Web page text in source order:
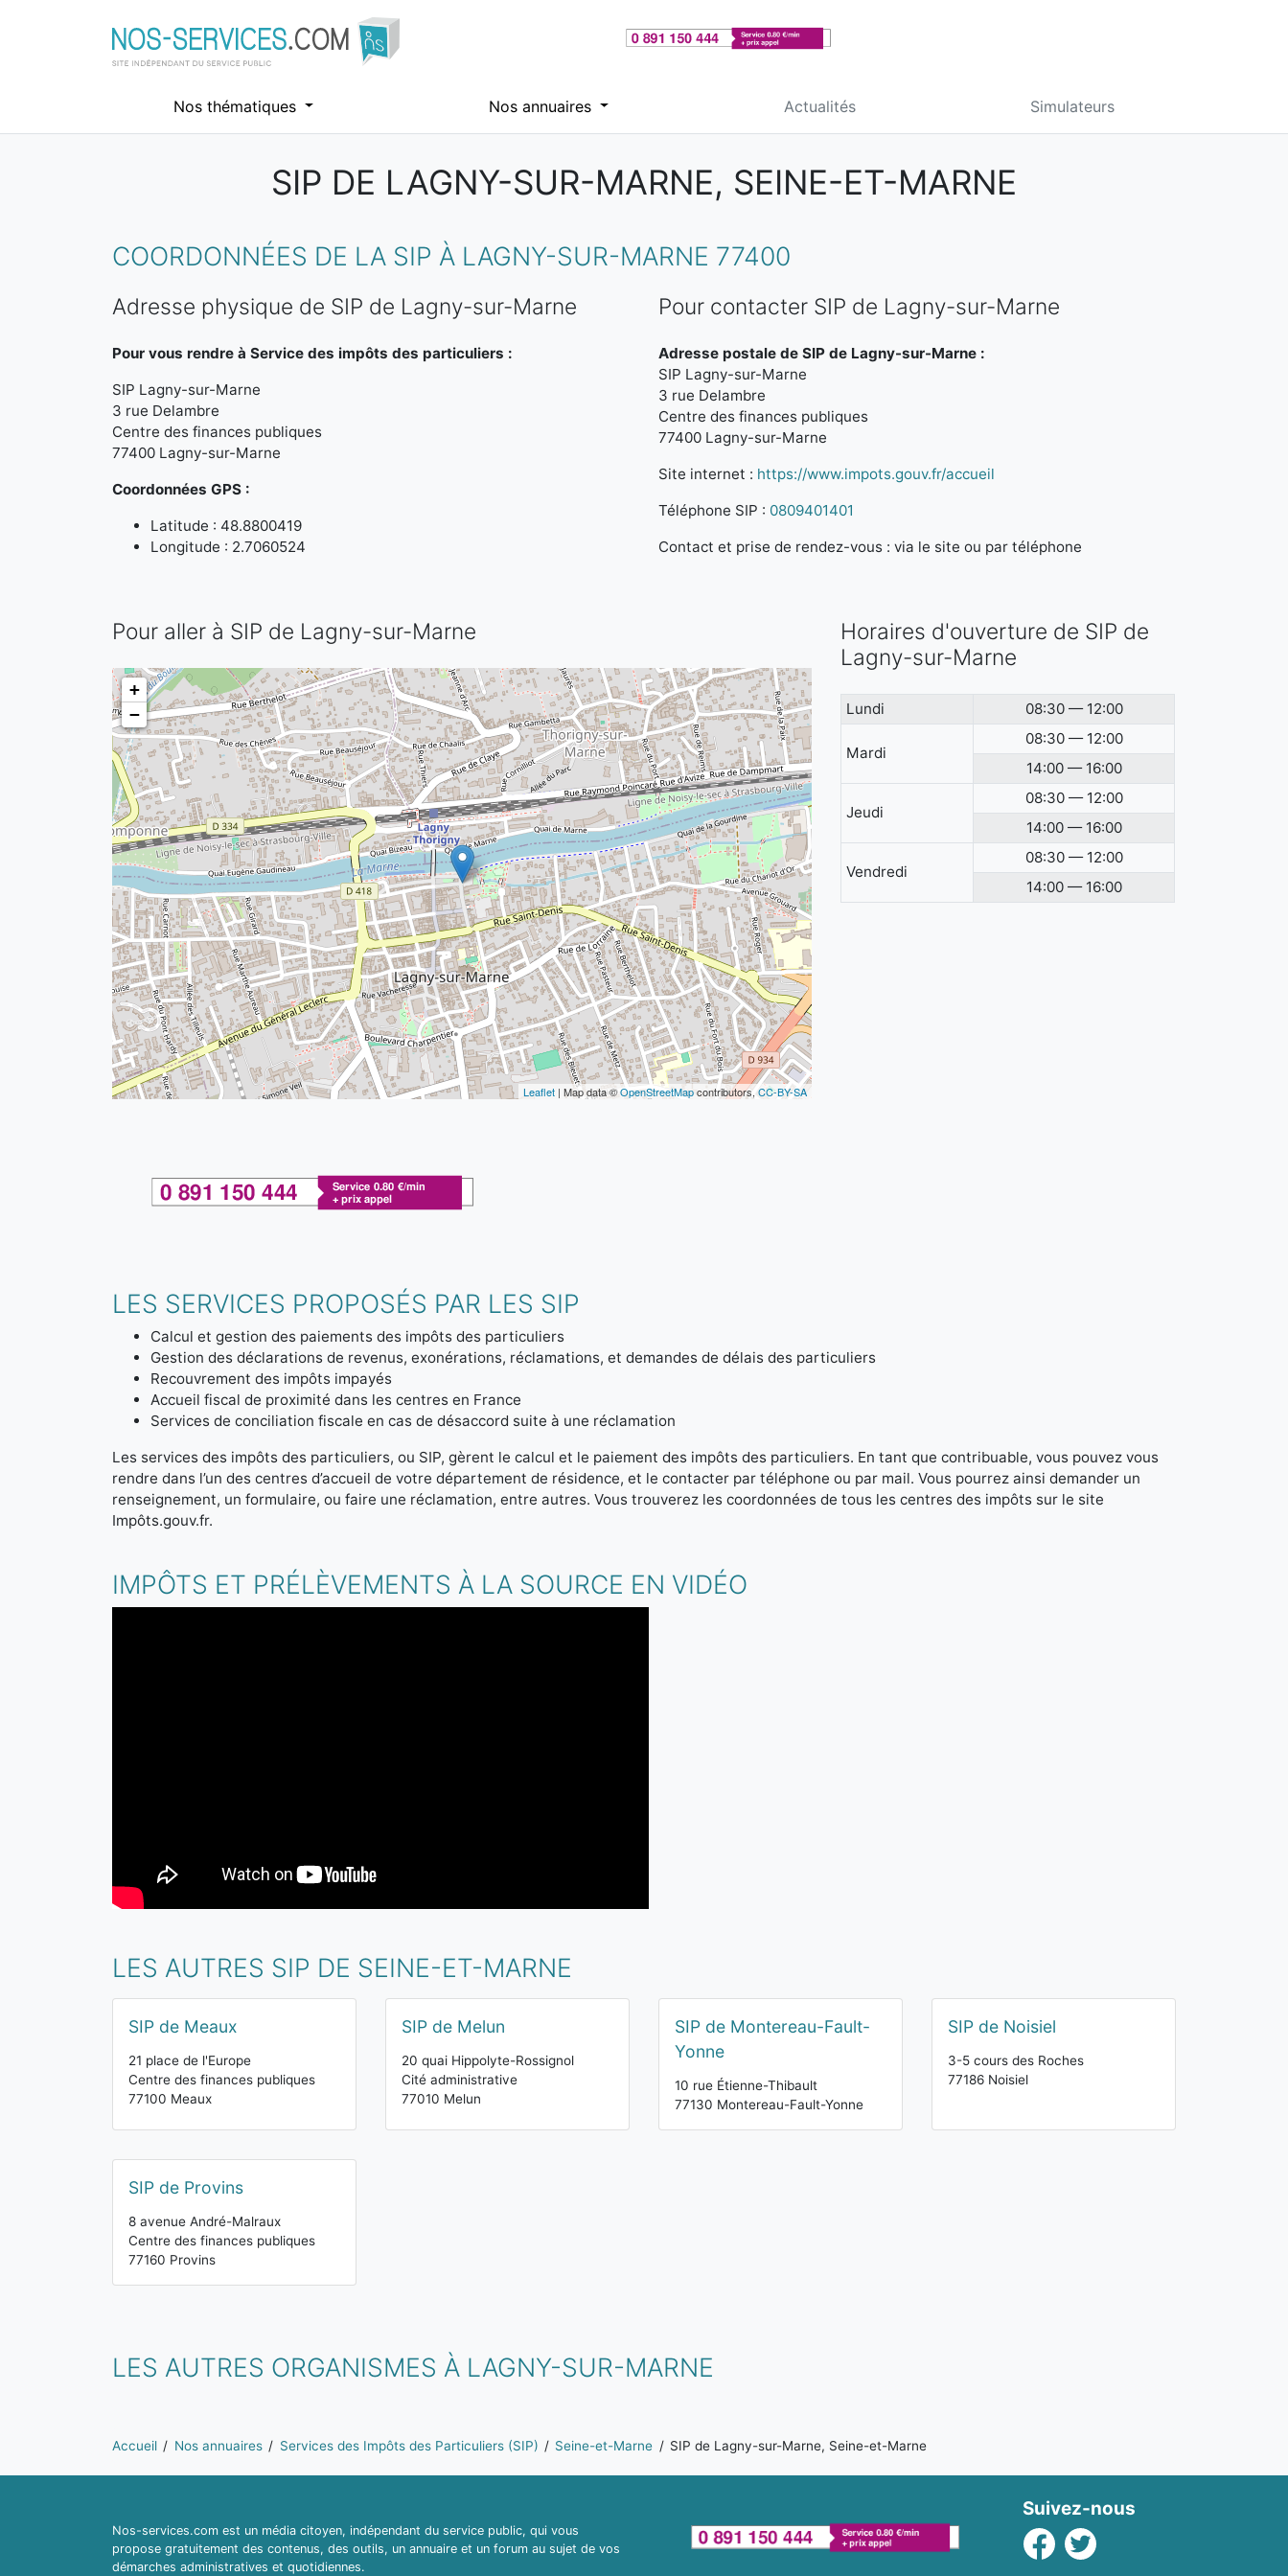
Nos thématiques Nos annuaires Actualités Simulateurs
SIP DE LAGNY-SUR-MARNE, SEINE-ET-MARNE
COORDONNÉES DE LA SIP À LAGNY-SUR-MARNE 77400
Adresse physique de SIP de Lagny-sur-Marne
Pour vous rendre à Service des impôts des particuliers :
SIP Lagny-sur-Marne
3 rue Delambre
Centre des finances publiques
77400 Lagny-sur-Marne
Coordonnées GPS :
Latitude : 48.8800419
Longitude : 2.7060524
Pour contacter SIP de Lagny-sur-Marne
Adresse postale de SIP de Lagny-sur-Marne :
SIP Lagny-sur-Marne
3 rue Delambre
Centre des finances publiques
77400 Lagny-sur-Marne
Site internet : https://www.impots.gouv.fr/accueil
Téléphone SIP : 0809401401
Contact et prise de rendez-vous : via le site ou par téléphone
Pour aller à SIP de Lagny-sur-Marne
+
−
Leaflet | Map data ©OpenStreetMapcontributors,CC-BY-SA
Horaires d'ouverture de SIP de
Lagny-sur-Marne
Lundi 08:30 — 12:00
Mardi
08:30 — 12:00
14:00 — 16:00
Jeudi
08:30 — 12:00
14:00 — 16:00
Vendredi
08:30 — 12:00
14:00 — 16:00
LES SERVICES PROPOSÉS PAR LES SIP
Calcul et gestion des paiements des impôts des particuliers
Gestion des déclarations de revenus, exonérations, réclamations, et demandes de délais des particuliers
Recouvrement des impôts impayés
Accueil fiscal de proximité dans les centres en France
Services de conciliation fiscale en cas de désaccord suite à une réclamation
Les services des impôts des particuliers, ou SIP, gèrent le calcul et le paiement des impôts des particuliers. En tant que contribuable, vous pouvez vous
rendre dans l’un des centres d’accueil de votre département de résidence, et le contacter par téléphone ou par mail. Vous pourrez ainsi demander un
renseignement, un formulaire, ou faire une réclamation, entre autres. Vous trouverez les coordonnées de tous les centres des impôts sur le site
Impôts.gouv.fr.
IMPÔTS ET PRÉLÈVEMENTS À LA SOURCE EN VIDÉO
LES AUTRES SIP DE SEINE-ET-MARNE
SIP de Meaux
21 place de l'Europe
Centre des finances publiques
77100 Meaux
SIP de Melun
20 quai Hippolyte-Rossignol
Cité administrative
77010 Melun
SIP de Montereau-Fault-
Yonne
10 rue Étienne-Thibault
77130 Montereau-Fault-Yonne
SIP de Noisiel
3-5 cours des Roches
77186 Noisiel
SIP de Provins
8 avenue André-Malraux
Centre des finances publiques
77160 Provins
LES AUTRES ORGANISMES À LAGNY-SUR-MARNE
Vous êtes ici:
Accueil Nos annuaires Services des Impôts des Particuliers (SIP) Seine-et-Marne SIP de Lagny-sur-Marne, Seine-et-Marne
Nos-services.com est un média citoyen, indépendant du service public, qui vous
propose gratuitement des contenus, des outils, un annuaire et un forum au sujet de vos
démarches administratives et quotidiennes.
Suivez-nous
Facebook
Twitter